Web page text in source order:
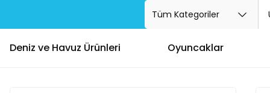
Deniz ve Havuz Ürünleri Oyuncaklar